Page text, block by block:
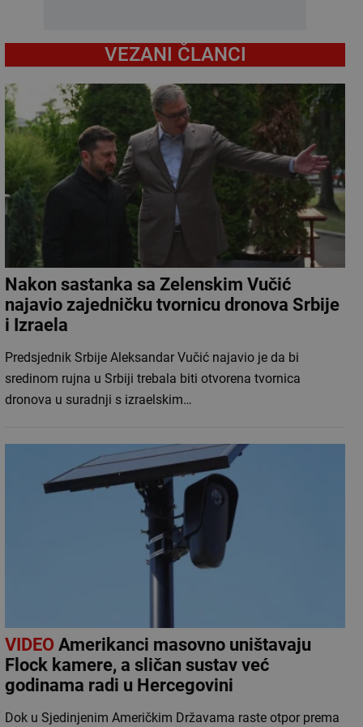
VEZANI ČLANCI
Nakon sastanka sa Zelenskim Vučić
najavio zajedničku tvornicu dronova Srbije
i Izraela
Predsjednik Srbije Aleksandar Vučić najavio je da bi
sredinom rujna u Srbiji trebala biti otvorena tvornica
dronova u suradnji s izraelskim…
VIDEOAmerikanci masovno uništavaju
Flock kamere, a sličan sustav već
godinama radi u Hercegovini
Dok u Sjedinjenim Američkim Državama raste otpor prema